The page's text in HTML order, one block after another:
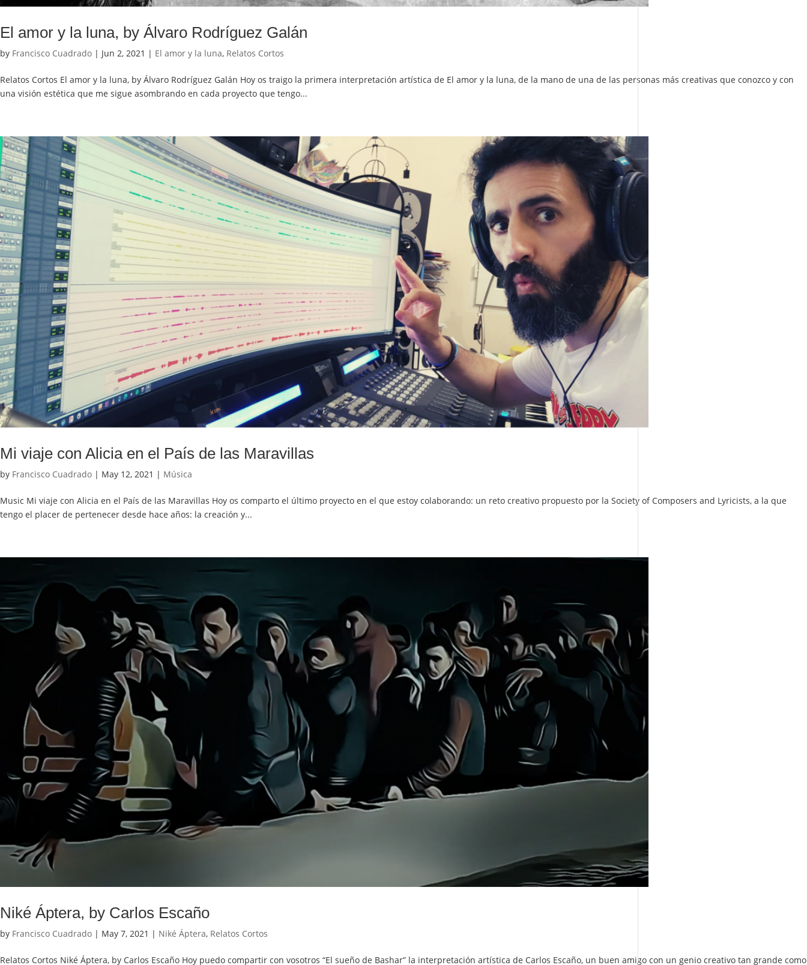
El amor y la luna, by Álvaro Rodríguez Galán
by Francisco Cuadrado | Jun 2, 2021 | El amor y la luna, Relatos Cortos
Relatos Cortos El amor y la luna, by Álvaro Rodríguez Galán Hoy os traigo la primera interpretación artística de El amor y la luna, de la mano de una de las personas más creativas que conozco y con
una visión estética que me sigue asombrando en cada proyecto que tengo...
Mi viaje con Alicia en el País de las Maravillas
by Francisco Cuadrado | May 12, 2021 | Música
Music Mi viaje con Alicia en el País de las Maravillas Hoy os comparto el último proyecto en el que estoy colaborando: un reto creativo propuesto por la Society of Composers and Lyricists, a la que
tengo el placer de pertenecer desde hace años: la creación y...
Niké Áptera, by Carlos Escaño
by Francisco Cuadrado | May 7, 2021 | Niké Áptera, Relatos Cortos
Relatos Cortos Niké Áptera, by Carlos Escaño Hoy puedo compartir con vosotros “El sueño de Bashar” la interpretación artística de Carlos Escaño, un buen amigo con un genio creativo tan grande como